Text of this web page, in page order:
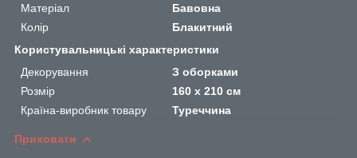
Матеріал
Бавовна
Колір
Блакитний
Користувальницькі характеристики
Декорування
З оборками
Розмір
160 х 210 см
Країна-виробник товару
Туреччина
Приховати